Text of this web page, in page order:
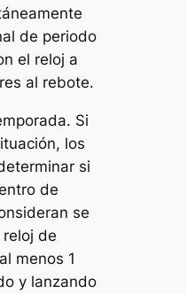
de periodo
el reloj a
al rebote.
Si
los
si
de
se
de
menos 1
y lanzando